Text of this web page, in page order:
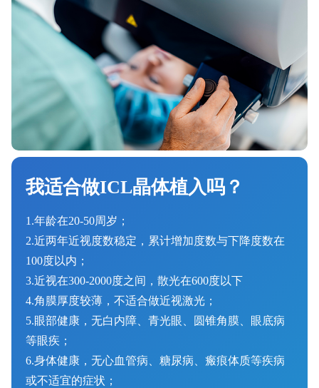
我适合做ICL晶体植入吗？
1.年龄在20-50周岁；
2.近两年近视度数稳定，累计增加度数与下降度数在
100度以内；
3.近视在300-2000度之间，散光在600度以下
4.角膜厚度较薄，不适合做近视激光；
5.眼部健康，无白内障、青光眼、圆锥角膜、眼底病
等眼疾；
6.身体健康，无心血管病、糖尿病、瘢痕体质等疾病
或不适宜的症状；